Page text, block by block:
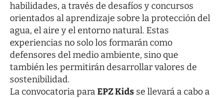
habilidades, a través de desafíos y concursos
orientados al aprendizaje sobre la protección del
agua, el aire y el entorno natural. Estas
experiencias no solo los formarán como
defensores del medio ambiente, sino que
también les permitirán desarrollar valores de
sostenibilidad.
La convocatoria paraEPZ Kids se llevará a cabo a